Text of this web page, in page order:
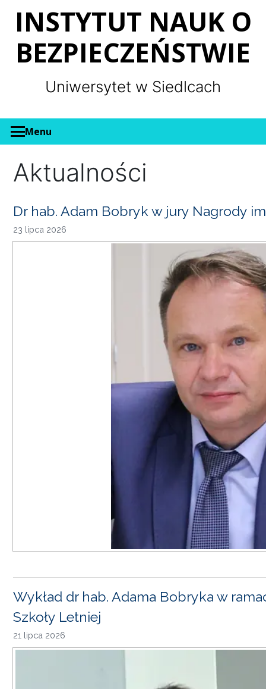
INSTYTUT NAUK O
BEZPIECZEŃSTWIE
Uniwersytet w Siedlcach
Menu
Aktualności
Dr hab. Adam Bobryk w jury Nagrody
23 lipca 2026
Wykład dr hab. Adama Bobryka w
Szkoły Letniej
21 lipca 2026